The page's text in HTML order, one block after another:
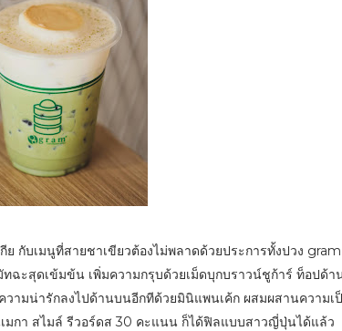
กับเมนูที่สายชาเขียวต้องไม่พลาดด้วยประการทั้งปวง
ะสุดเข้มข้น เพิ่มความกรุบด้วยเม็ดบุกบราวน์ชูก้าร์ ท็อปด้า
ามน่ารักลงไปด้านบนอีกทีด้วยมินิแพนเค้ก ผสมผสานความเ
มกา สไมล์ รีวอร์ดส 30 คะแนน ก็ได้ฟิลแบบสาวญี่ปุ่นได้แล้ว